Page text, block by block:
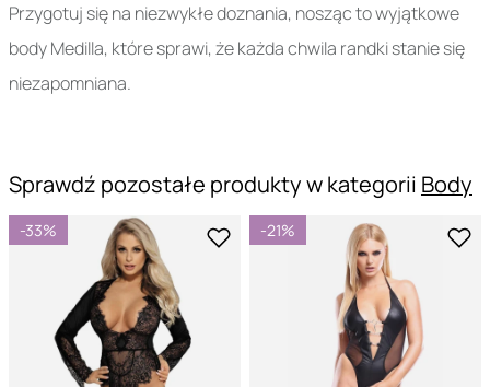
Przygotuj się na niezwykłe doznania, nosząc to wyjątkowe
body Medilla, które sprawi, że każda chwila randki stanie się
niezapomniana.
Sprawdź pozostałe produkty w kategorii Body
-33% -21%